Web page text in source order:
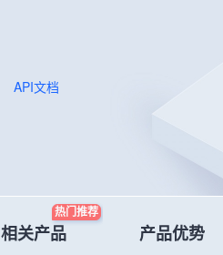
API文档
相关产品
热门推荐
产品优势